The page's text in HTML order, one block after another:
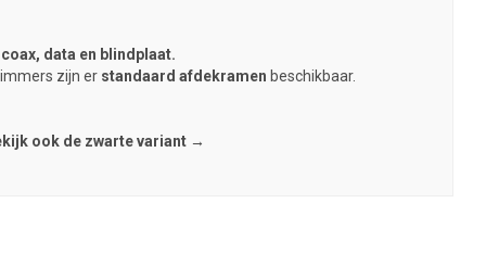
coax, data en blindplaat.
zijn er standaard afdekramen beschikbaar.
ook de zwarte variant →